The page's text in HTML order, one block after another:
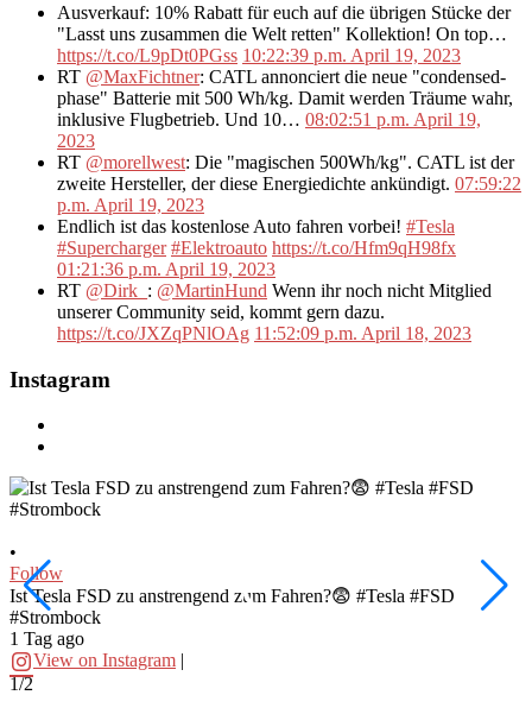
Ausverkauf: 10% Rabatt für euch auf die übrigen Stücke der
"Lasst uns zusammen die Welt retten" Kollektion! On top…
https://t.co/L9pDt0PGss 10:22:39 p.m. April 19, 2023
RT @MaxFichtner: CATL annonciert die neue "condensed-
phase" Batterie mit 500 Wh/kg. Damit werden Träume wahr,
inklusive Flugbetrieb. Und 10… 08:02:51 p.m. April 19,
2023
RT @morellwest: Die "magischen 500Wh/kg". CATL ist der
zweite Hersteller, der diese Energiedichte ankündigt. 07:59:22
p.m. April 19, 2023
Endlich ist das kostenlose Auto fahren vorbei! #Tesla
#Supercharger #Elektroauto https://t.co/Hfm9qH98fx
01:21:36 p.m. April 19, 2023
RT @Dirk_ : @MartinHund Wenn ihr noch nicht Mitglied
unserer Community seid, kommt gern dazu.
https://t.co/JXZqPNlOAg 11:52:09 p.m. April 18, 2023
Instagram
•
Follow
Ist Tesla FSD zu anstrengend zum Fahren?😨 #Tesla #FSD
#Strombock
1 Tag ago
View on Instagram |
1/2